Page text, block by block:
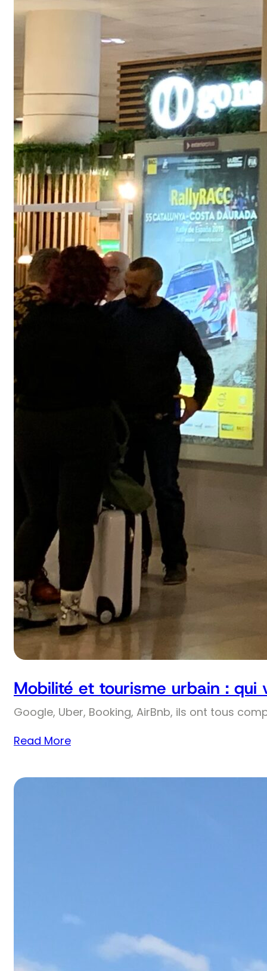
Mobilité et tourisme urbain :
Google, Uber, Booking, AirBnb, ils ont tous
Read More